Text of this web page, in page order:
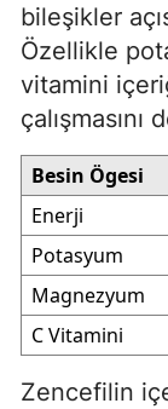
bileşikler
Özellikle
vitamini
çalışmasını
Besin Ögesi
Enerji
Potasyum
Magnezyum
C Vitamini
Zencefilin